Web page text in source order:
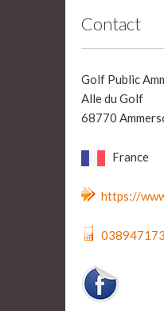
Contact
Golf Public
Alle du Golf
68770
France
https://